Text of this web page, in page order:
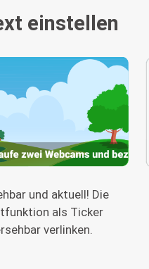
einstellen
und aktuell! Die
als Ticker
verlinken.